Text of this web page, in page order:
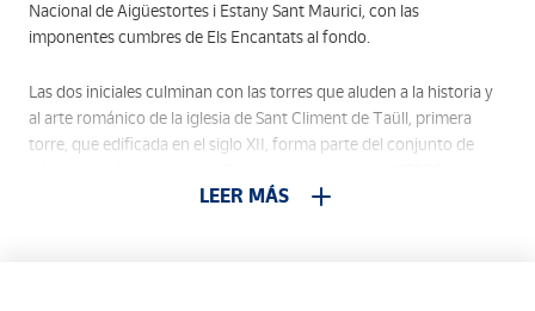
Nacional de Aigüestortes i Estany Sant Maurici, con las
imponentes cumbres de Els Encantats al fondo.
Las dos iniciales culminan con las torres que aluden a la historia y
al arte románico de la iglesia de Sant Climent de Taüll, primera
torre, que edificada en el siglo XII, forma parte del conjunto de
Patrimonio de la Humanidad. La segunda torre pertenece a la
LEER MÁS